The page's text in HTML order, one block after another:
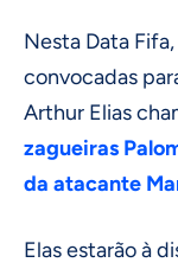
Nesta Data
convocadas
Arthur Elias
zagueiras
da atacante
Elas estarão à